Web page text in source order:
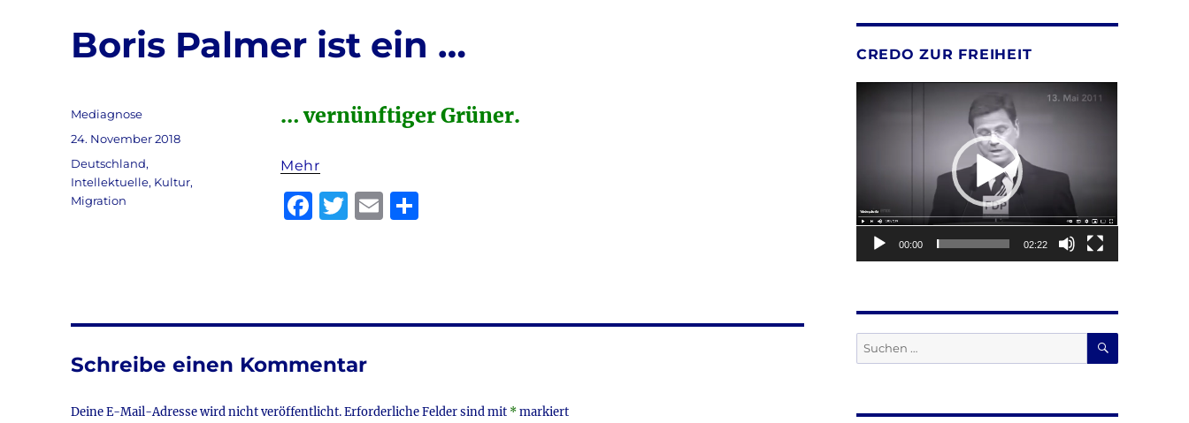
Boris Palmer ist ein …
… vernünftiger Grüner.
Mehr
F
b
o
k
T
r
E T
Autor
Mediagnose
Veröffentlicht
am
24. November 2018
Kategorien
Deutschland,
Intellektuelle, Kultur,
Migration
Schreibe einen Kommentar
Deine E-Mail-Adresse wird nicht veröffentlicht.Erforderliche Felder sind mit *markiert
CREDO ZUR FREIHEIT
00:00 02:22
Suche
nach:
SUCHEN